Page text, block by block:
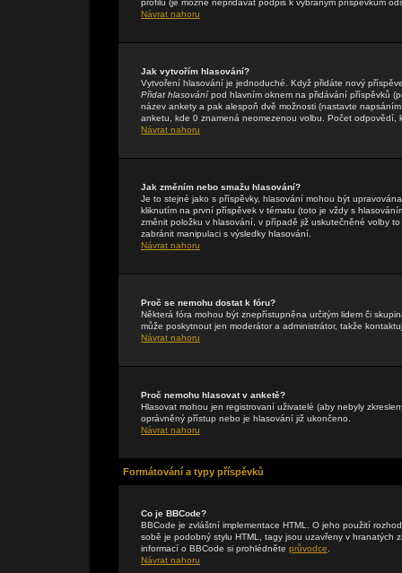
profilu (je možné nepřidávat podpis k vybraným příspěvkům
Návrat nahoru
Jak vytvořím hlasování?
Vytvoření hlasování je jednoduché. Když přidáte nový
Přidat hlasovánípod hlavním oknem na přidávání příspěvků
název ankety a pak alespoň dvě možnosti (nastavte
anketu, kde 0 znamená neomezenou volbu. Počet odpovědí,
Návrat nahoru
Jak změním nebo smažu hlasování?
Je to stejné jako s příspěvky, hlasování mohou být
kliknutím na první příspěvek v tématu (toto je vždy s
změnit položku v hlasování, v případě již uskutečněné volby
zabránit manipulaci s výsledky hlasování.
Návrat nahoru
Proč se nemohu dostat k fóru?
Některá fóra mohou být znepřístupněna určitým lidem či
může poskytnout jen moderátor a administrátor, takže
Návrat nahoru
Proč nemohu hlasovat v anketě?
Hlasovat mohou jen registrovaní uživatelé (aby nebyly
oprávněný přístup nebo je hlasování již ukončeno.
Návrat nahoru
Formátování a typy příspěvků
Co je BBCode?
BBCode je zvláštní implementace HTML. O jeho použití
sobě je podobný stylu HTML, tagy jsou uzavřeny v
informací o BBCode si prohlédněte průvodce
Návrat nahoru